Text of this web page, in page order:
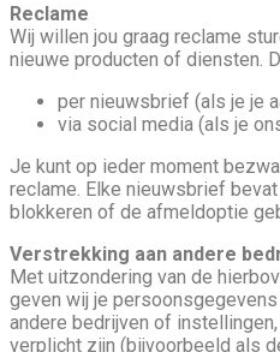
Reclame
Wij willen jou graag reclame
nieuwe producten of diensten.
per nieuwsbrief (als je je
via social media (als je
Je kunt op ieder moment
reclame. Elke nieuwsbrief
blokkeren of de afmeldoptie
Verstrekking aan andere
Met uitzondering van de
geven wij je
andere bedrijven of
verplicht zijn (bijvoorbeeld als